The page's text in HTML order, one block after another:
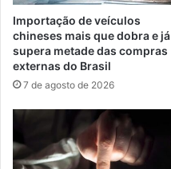
Importação de veículos
chineses mais que dobra e já
supera metade das compras
externas do Brasil
7 de agosto de 2026